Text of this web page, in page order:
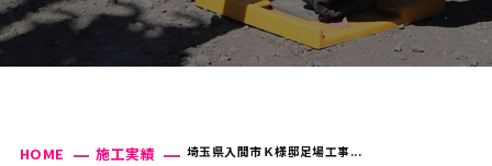
HOME 施工実績 埼玉県入間市Ｋ様邸足場工事...